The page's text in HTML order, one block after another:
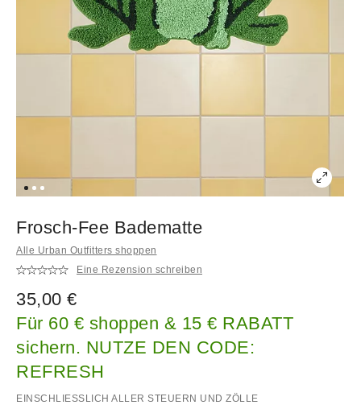
Frosch-Fee Badematte
Alle Urban Outfitters shoppen
Eine Rezension schreiben
35,00 €
Für 60 € shoppen & 15 € RABATT
sichern. NUTZE DEN CODE:
REFRESH
EINSCHLIESSLICH ALLER STEUERN UND ZÖLLE